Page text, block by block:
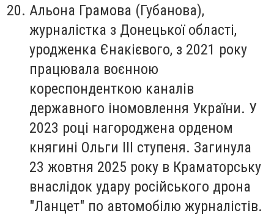
Альона Грамова (Губанова),
журналістка з Донецької області,
уродженка Єнакієвого, з 2021 року
працювала воєнною
кореспонденткою каналів
державного іномовлення України. У
2023 році нагороджена орденом
княгині Ольги ІІІ ступеня. Загинула
23 жовтня 2025 року в Краматорську
внаслідок удару російського дрона
"Ланцет" по автомобілю журналістів.